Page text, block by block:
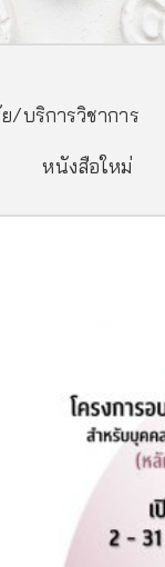
/บริการวิชาการ
หนังสือใหม่